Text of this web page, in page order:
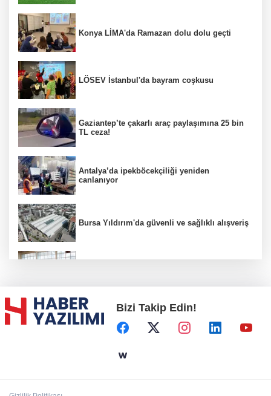
Konya LİMA'da Ramazan dolu dolu geçti
LÖSEV İstanbul'da bayram coşkusu
Gaziantep’te çakarlı araç paylaşımına 25 bin
TL ceza!
Antalya’da ipekböcekçiliği yeniden
canlanıyor
Bursa Yıldırım'da güvenli ve sağlıklı alışveriş
Başkent'in göletlerinde temizlik ve bakım
sürüyor
Bizi Takip Edin!